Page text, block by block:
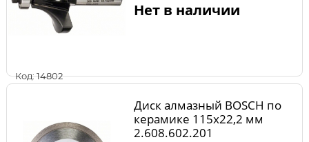
Код: 14802
Нет в наличии
Диск алмазный BOSCH по
керамике 115х22,2 мм
2.608.602.201